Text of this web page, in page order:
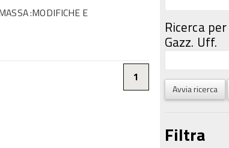
:MODIFICHE E
1
Ricerca
Gazz. Uff.
Avvia ricerca
Filtra